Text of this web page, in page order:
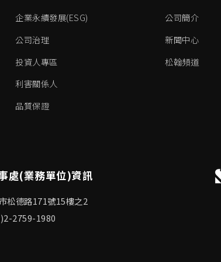
企業永續發展(ESG)
公司治理
投資人專區
利害關係人
品質保證
公司簡介
新聞中心
松翰頻道
處(業務單位)資訊
松德路171號15樓之2
2759-1980